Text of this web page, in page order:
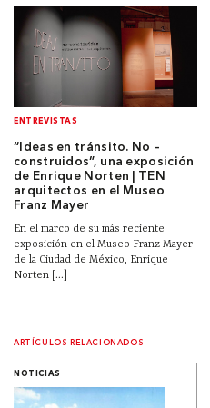
ENTREVISTAS
“Ideas en tránsito. No –
construidos”, una exposición
de Enrique Norten | TEN
arquitectos en el Museo
Franz Mayer
En el marco de su más reciente
exposición en el Museo Franz Mayer
de la Ciudad de México, Enrique
Norten [...]
ARTÍCULOS RELACIONADOS
NOTICIAS